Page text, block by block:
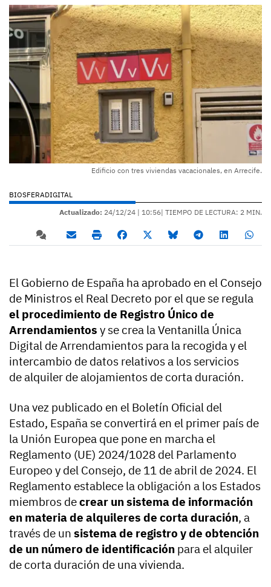
Edificio con tres viviendas vacacionales, en Arrecife.
BIOSFERADIGITAL
Actualizado: 24/12/24 | 10:56| TIEMPO DE LECTURA: 2 MIN.
El Gobierno de España ha aprobado en el Consejo
de Ministros el Real Decreto por el que se regula
el procedimiento de Registro Único de
Arrendamientos y se crea la Ventanilla Única
Digital de Arrendamientos para la recogida y el
intercambio de datos relativos a los servicios
de alquiler de alojamientos de corta duración.
Una vez publicado en el Boletín Oficial del
Estado, España se convertirá en el primer país de
la Unión Europea que pone en marcha el
Reglamento (UE) 2024/1028 del Parlamento
Europeo y del Consejo, de 11 de abril de 2024. El
Reglamento establece la obligación a los Estados
miembros decrear un sistema de información
en materia de alquileres de corta duración, a
través de un sistema de registro y de obtención
de un número de identificación para el alquiler
de corta duración de una vivienda.